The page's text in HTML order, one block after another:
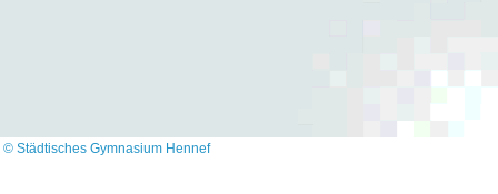
© Städtisches Gymnasium Hennef